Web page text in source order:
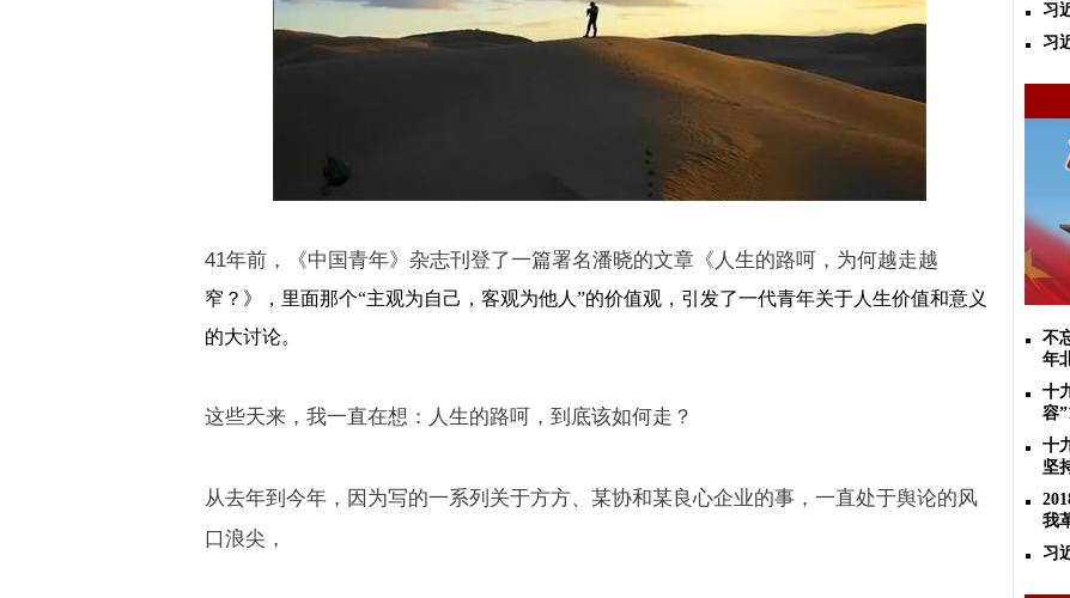
41年前，《中国青年》杂志刊登了一篇署名潘晓的文章《人生的路呵，为何越走越
窄？ 》，里面那个“主观为自己，客观为他人 ”的价值观，引发了一代青年关于人生价值和意义
的大讨论。
这些天来，我一直在想：人生的路呵，到底该如何走？
从去年到今年，因为写的一系列关于方方、某协和某良心企业的事，一直处于舆论的风
口浪尖，
习
习
不
年
十
容
十
坚
我
习